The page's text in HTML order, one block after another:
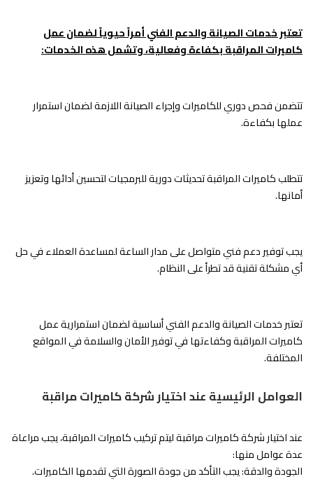
تعتبر خدمات الصيانة والدعم الفني أمراً حيوياً لضمان عمل
كاميرات المراقبة بكفاءة وفعالية، وتشمل هذه الخدمات:
تتضمن فحص دوري للكاميرات وإجراء الصيانة اللازمة لضمان استمرار
عملها بكفاءة.
تتطلب كاميرات المراقبة تحديثات دورية للبرمجيات لتحسين أدائها وتعزيز
أمانها.
يجب توفير دعم فني متواصل على مدار الساعة لمساعدة العملاء في حل
أي مشكلة تقنية قد تطرأ على النظام.
تعتبر خدمات الصيانة والدعم الفني أساسية لضمان استمرارية عمل
كاميرات المراقبة وكفاءتها في توفير الأمان والسلامة في المواقع
المختلفة.
العوامل الرئيسية عند اختيار شركة كاميرات مراقبة
عند اختيار شركة كاميرات مراقبة ليتم تركيب كاميرات المراقبة، يجب مراعاة
عدة عوامل منها:
الجودة والدقة: يجب التأكد من جودة الصورة التي تقدمها الكاميرات.